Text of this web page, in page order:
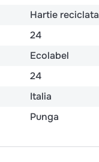
Hartie reciclata
24
Ecolabel
24
Italia
Punga